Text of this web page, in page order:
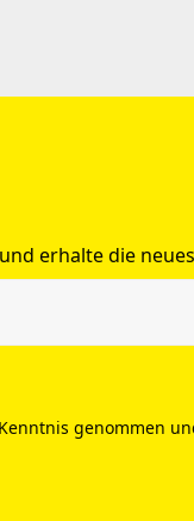
erhalte die
genommen